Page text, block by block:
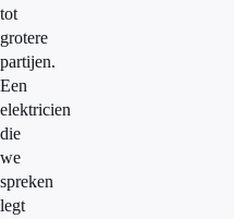
tot
grotere
partijen.
Een
elektricien
die
we
spreken
legt